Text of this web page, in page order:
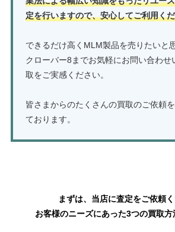
定を行いますので、安心してご利用く
できるだけ高くMLM製品を売りたいと
クローバー8までお気軽にお問い合わせ
取をご実感ください。
皆さまからのたくさんの買取のご依頼
ております。
まずは、当店に査定をご依頼く
お客様のニーズにあった3つの買取方